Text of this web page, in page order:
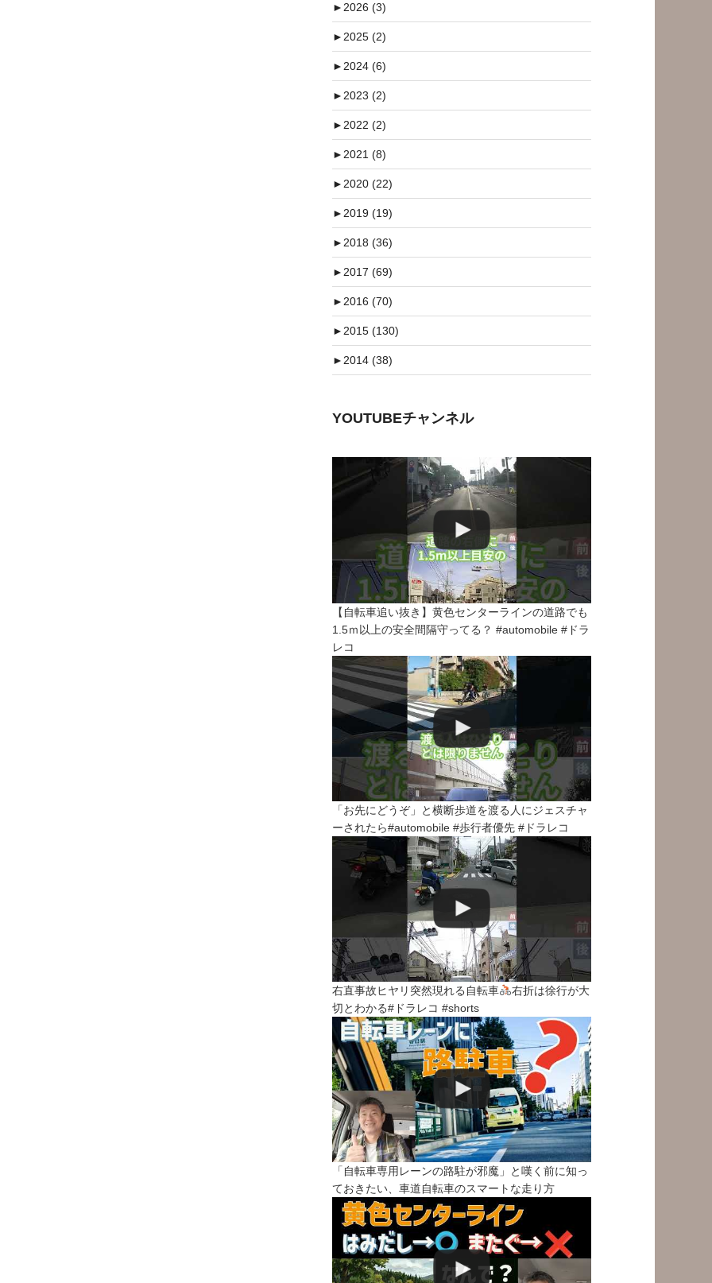
►2026 (3)
►2025 (2)
►2024 (6)
►2023 (2)
►2022 (2)
►2021 (8)
►2020 (22)
►2019 (19)
►2018 (36)
►2017 (69)
►2016 (70)
►2015 (130)
►2014 (38)
YOUTUBEチャンネル
【自転車追い抜き】黄色センターラインの道路でも
1.5ｍ以上の安全間隔守ってる？ #automobile #ドラ
レコ
「お先にどうぞ」と横断歩道を渡る人にジェスチャ
ーされたら#automobile #歩行者優先 #ドラレコ
右直事故ヒヤリ突然現れる自転車
右折は徐行が大
切とわかる#ドラレコ #shorts
「自転車専用レーンの路駐が邪魔」と嘆く前に知っ
ておきたい、車道自転車のスマートな走り方